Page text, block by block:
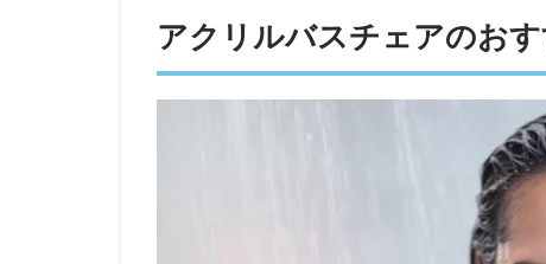
アクリルバスチェアのお